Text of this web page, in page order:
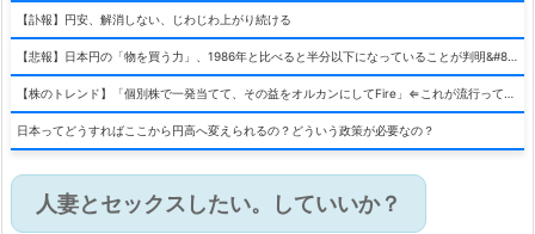
【訃報】円安、解消しない、じわじわ上がり続ける
日本ってどうすればここから円高へ変えられるの？どういう政策が必要なの？
人妻とセックスしたい。していいか？